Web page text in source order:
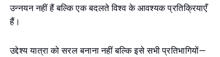
उन्नयन नहीं हैं बल्कि एक बदलते विश्व के आवश्यक प्रतिक्रियाएँ
हैं।
उद्देश्य यात्रा को सरल बनाना नहीं बल्कि इसे सभी प्रतिभागियों—